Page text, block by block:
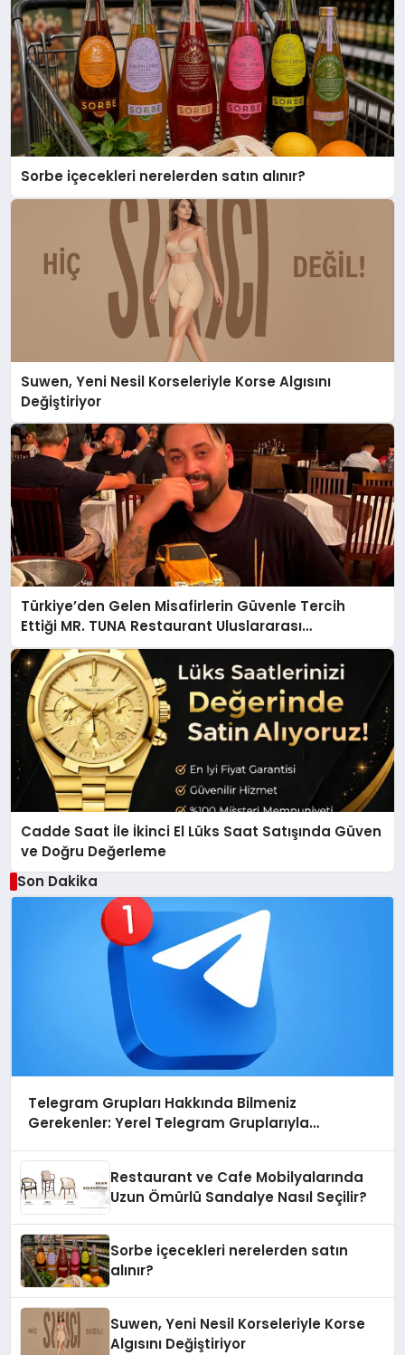
Sorbe içecekleri nerelerden satın alınır?
Suwen, Yeni Nesil Korseleriyle Korse Algısını
Değiştiriyor
Türkiye’den Gelen Misafirlerin Güvenle Tercih
Ettiği MR. TUNA Restaurant Uluslararası
Başarısıyla Dikkat Çekiyor
Cadde Saat İle İkinci El Lüks Saat Satışında Güven
ve Doğru Değerleme
Son Dakika
Telegram Grupları Hakkında Bilmeniz
Gerekenler: Yerel Telegram Gruplarıyla
Restaurant ve Cafe Mobilyalarında
Uzun Ömürlü Sandalye Nasıl Seçilir?
Sorbe içecekleri nerelerden satın
alınır?
Suwen, Yeni Nesil Korseleriyle Korse
Algısını Değiştiriyor